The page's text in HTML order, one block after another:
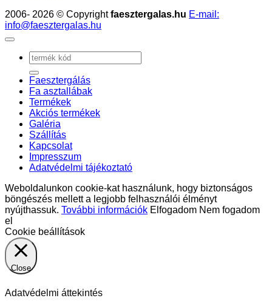
2006- 2026 © Copyrightfaesztergalas.hu E-mail:
info@faesztergalas.hu
Keresés
a
következőre:
Faesztergálás
Fa asztallábak
Termékek
Akciós termékek
Galéria
Szállítás
Kapcsolat
Impresszum
Adatvédelmi tájékoztató
Weboldalunkon cookie-kat használunk, hogy biztonságos
böngészés mellett a legjobb felhasználói élményt
nyújthassuk. További információk Elfogadom Nem fogadom
el
Cookie beállítások
Close
Adatvédelmi áttekintés